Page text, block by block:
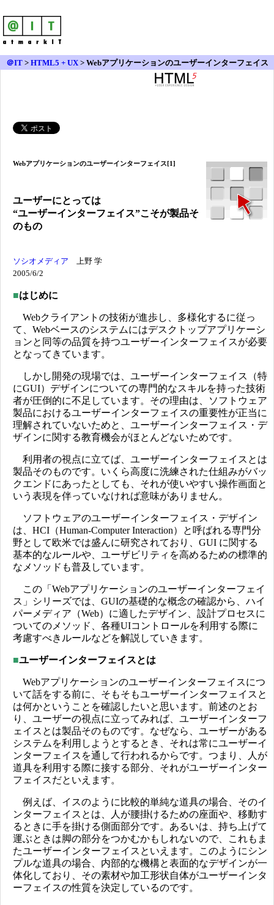
＠IT > HTML5 + UX> Webアプリケーションのユーザーインターフェイス
Webアプリケーションのユーザーインターフェイス[1]
ユーザーにとっては
“ユーザーインターフェイス”こそが製品そ
のもの
ソシオメディア 上野 学
2005/6/2
■はじめに
Webクライアントの技術が進歩し、多様化するに従っ
て、Webベースのシステムにはデスクトップアプリケーシ
ョンと同等の品質を持つユーザーインターフェイスが必要
となってきています。
しかし開発の現場では、ユーザーインターフェイス（特
にGUI）デザインについての専門的なスキルを持った技術
者が圧倒的に不足しています。その理由は、ソフトウェア
製品におけるユーザーインターフェイスの重要性が正当に
理解されていないためと、ユーザーインターフェイス・デ
ザインに関する教育機会がほとんどないためです。
利用者の視点に立てば、ユーザーインターフェイスとは
製品そのものです。いくら高度に洗練された仕組みがバッ
クエンドにあったとしても、それが使いやすい操作画面と
いう表現を伴っていなければ意味がありません。
ソフトウェアのユーザーインターフェイス・デザイン
は、HCI（Human-Computer Interaction）と呼ばれる専門分
野として欧米では盛んに研究されており、GUI に関する
基本的なルールや、ユーザビリティを高めるための標準的
なメソッドも普及しています。
この「Webアプリケーションのユーザーインターフェイ
ス」シリーズでは、GUIの基礎的な概念の確認から、ハイ
パーメディア（Web）に適したデザイン、設計プロセスに
ついてのメソッド、各種UIコントロールを利用する際に
考慮すべきルールなどを解説していきます。
■ユーザーインターフェイスとは
Webアプリケーションのユーザーインターフェイスにつ
いて話をする前に、そもそもユーザーインターフェイスと
は何かということを確認したいと思います。前述のとお
り、ユーザーの視点に立ってみれば、ユーザーインターフ
ェイスとは製品そのものです。なぜなら、ユーザーがある
システムを利用しようとするとき、それは常にユーザーイ
ンターフェイスを通して行われるからです。つまり、人が
道具を利用する際に接する部分、それがユーザーインター
フェイスだといえます。
例えば、イスのように比較的単純な道具の場合、そのイ
ンターフェイスとは、人が腰掛けるための座面や、移動す
るときに手を掛ける側面部分です。あるいは、持ち上げて
運ぶときは脚の部分をつかむかもしれないので、これもま
たユーザーインターフェイスといえます。このようにシン
プルな道具の場合、内部的な機構と表面的なデザインが一
体化しており、その素材や加工形状自体がユーザーインタ
ーフェイスの性質を決定しているのです。